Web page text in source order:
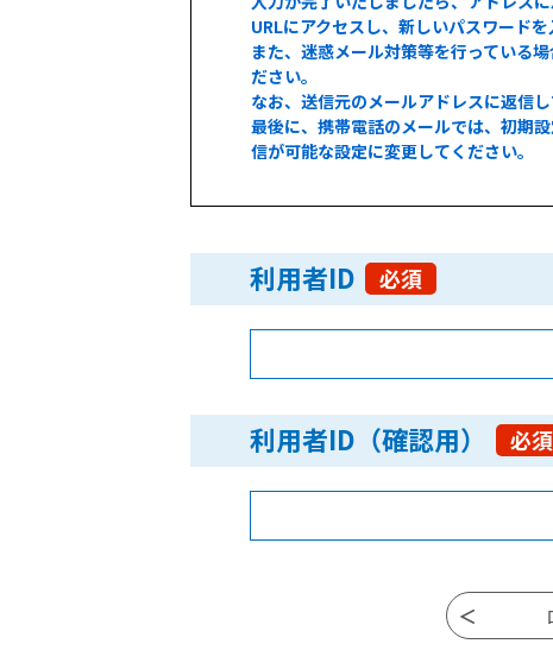
URLにアクセスし、新しいパスワード
また、迷惑メール対策等を行っている
ださい。
なお、送信元のメールアドレスに返信
最後に、携帯電話のメールでは、初期
信が可能な設定に変更してください。
利用者ID 必須
利用者ID（確認用） 必須